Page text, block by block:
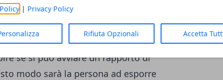
| Privacy Policy
Rifiuta Opzionali Accetta
investigativa Roma Est
il cliente per un consulto preventivo in
se si può avviare un rapporto di
modo sarà la persona ad esporre